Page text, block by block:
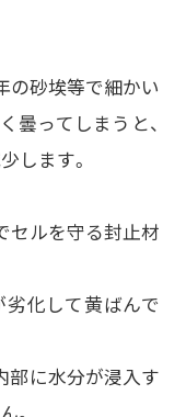
の砂埃等で細かい
曇ってしまうと、
します。
セルを守る封止材
化して黄ばんで
部に水分が浸入す